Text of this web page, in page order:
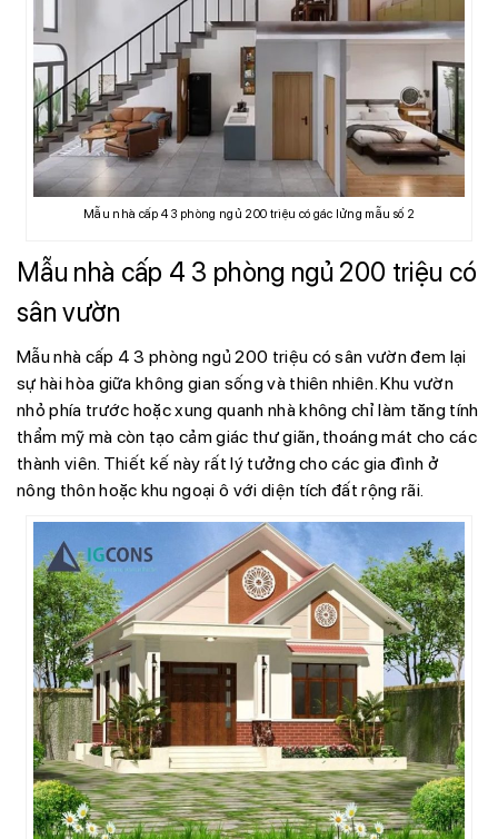
Mẫu nhà cấp 4 3 phòng ngủ 200 triệu có gác lửng mẫu số 2
Mẫu nhà cấp 4 3 phòng ngủ 200 triệu có
sân vườn
Mẫu nhà cấp 4 3 phòng ngủ 200 triệu có sân vườn đem lại
sự hài hòa giữa không gian sống và thiên nhiên. Khu vườn
nhỏ phía trước hoặc xung quanh nhà không chỉ làm tăng tính
thẩm mỹ mà còn tạo cảm giác thư giãn, thoáng mát cho các
thành viên. Thiết kế này rất lý tưởng cho các gia đình ở
nông thôn hoặc khu ngoại ô với diện tích đất rộng rãi.